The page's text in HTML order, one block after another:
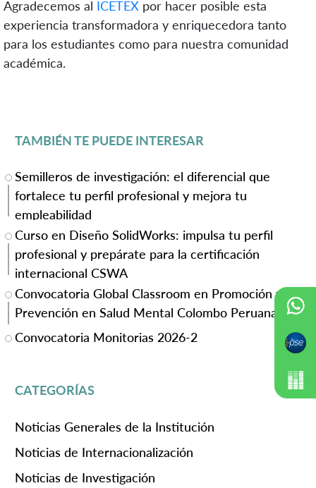
Agradecemos al ICETEX por hacer posible esta
experiencia transformadora y enriquecedora tanto
para los estudiantes como para nuestra comunidad
académica.
TAMBIÉN TE PUEDE INTERESAR
Semilleros de investigación: el diferencial que
fortalece tu perfil profesional y mejora tu
empleabilidad
Curso en Diseño SolidWorks: impulsa tu perfil
profesional y prepárate para la certificación
internacional CSWA
Convocatoria Global Classroom en Promoción y
Prevención en Salud Mental Colombo Peruana
Convocatoria Monitorias 2026-2
CATEGORÍAS
Noticias Generales de la Institución
Noticias de Internacionalización
Noticias de Investigación